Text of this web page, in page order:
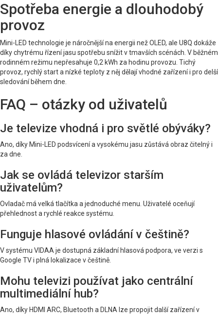
Spotřeba energie a dlouhodobý
provoz
Mini-LED technologie je náročnější na energii než OLED, ale U8Q dokáže
díky chytrému řízení jasu spotřebu snížit v tmavších scénách. V běžném
rodinném režimu nepřesahuje 0,2 kWh za hodinu provozu. Tichý
provoz, rychlý start a nízké teploty z něj dělají vhodné zařízení i pro delší
sledování během dne.
FAQ – otázky od uživatelů
Je televize vhodná i pro světlé obýváky?
Ano, díky Mini-LED podsvícení a vysokému jasu zůstává obraz čitelný i
za dne.
Jak se ovládá televizor starším
uživatelům?
Ovladač má velká tlačítka a jednoduché menu. Uživatelé oceňují
přehlednost a rychlé reakce systému.
Funguje hlasové ovládání v češtině?
V systému VIDAA je dostupná základní hlasová podpora, ve verzi s
Google TV i plná lokalizace v češtině.
Mohu televizi používat jako centrální
multimediální hub?
Ano, díky HDMI ARC, Bluetooth a DLNA lze propojit další zařízení v